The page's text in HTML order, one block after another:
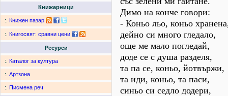
Книжарници
:. Книжен пазар
:. Книгосвят: сравни цени
Ресурси
:. Каталог за култура
:. Артзона
:. Писмена реч
Димо на конче говори:
- Коньо льо, коньо
дейно си много гледало,
още ме мало погледай,
доде се с душа разделя,
та па се, коньо, йотвържи,
та иди, коньо, та паси,
синьо си седло додери,